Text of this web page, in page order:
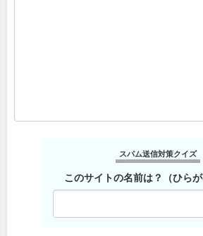
スパム送信対策クイズ
このサイトの名前は？（ひらが